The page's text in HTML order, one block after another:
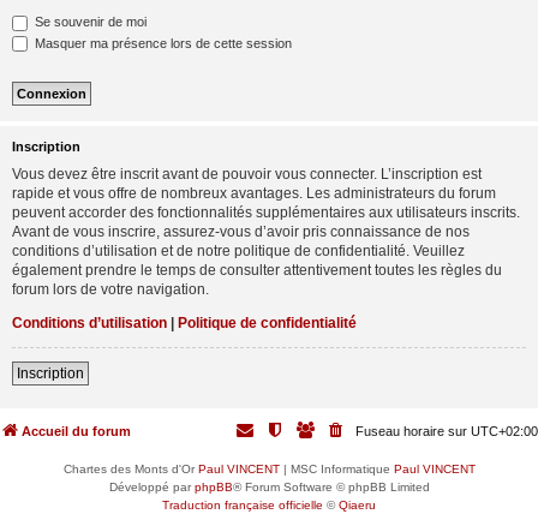
Se souvenir de moi
Masquer ma présence lors de cette session
Inscription
Vous devez être inscrit avant de pouvoir vous connecter. L’inscription est
rapide et vous offre de nombreux avantages. Les administrateurs du forum
peuvent accorder des fonctionnalités supplémentaires aux utilisateurs inscrits.
Avant de vous inscrire, assurez-vous d’avoir pris connaissance de nos
conditions d’utilisation et de notre politique de confidentialité. Veuillez
également prendre le temps de consulter attentivement toutes les règles du
forum lors de votre navigation.
Conditions d’utilisation | Politique de confidentialité
Inscription
Accueil du forum Fuseau horaire sur UTC+02:00
Chartes des Monts d'OrPaul VINCENT| MSC Informatique Paul VINCENT
Développé parphpBB® Forum Software © phpBB Limited
Traduction française officielle ©Qiaeru